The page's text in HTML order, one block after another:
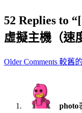
52 Replies to
虛擬主機（速
Comment
Older Comments 較舊的
photo